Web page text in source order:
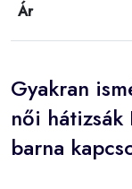
Ár
Gyakran
női hátizsák
barna